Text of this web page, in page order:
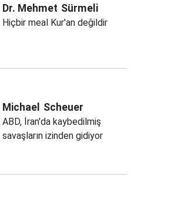
Dr. Mehmet Sürmeli
Hiçbir meal Kur'an değildir
Michael Scheuer
ABD, İran'da kaybedilmiş
savaşların izinden gidiyor